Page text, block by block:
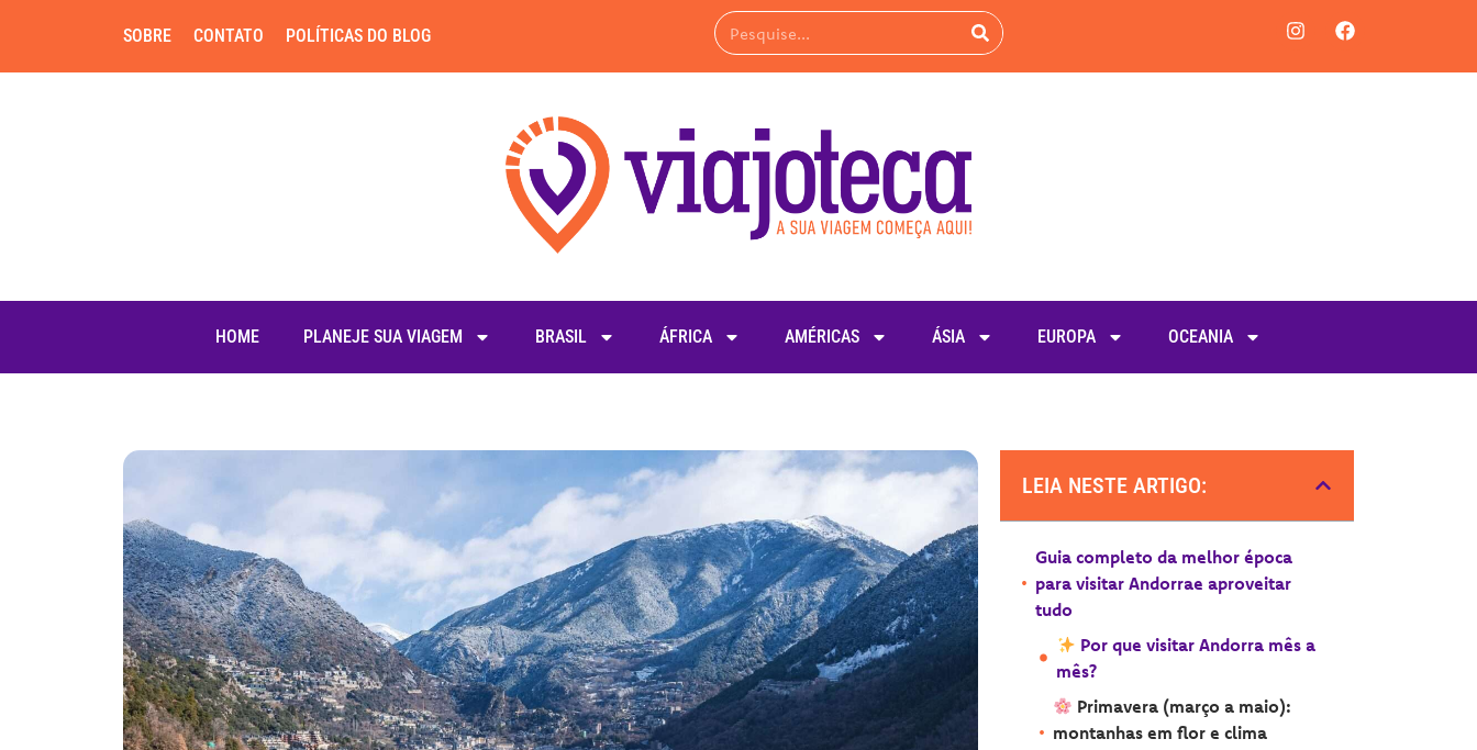
SOBRE CONTATO POLÍTICAS DO BLOG
HOME PLANEJE SUA VIAGEM BRASIL ÁFRICA AMÉRICAS ÁSIA EUROPA OCEANIA
LEIA NESTE ARTIGO:
Guia completo da melhor época
para visitar Andorrae aproveitar
tudo
Por que visitar Andorra mês a
mês?
Primavera (março a maio):
montanhas em flor e clima